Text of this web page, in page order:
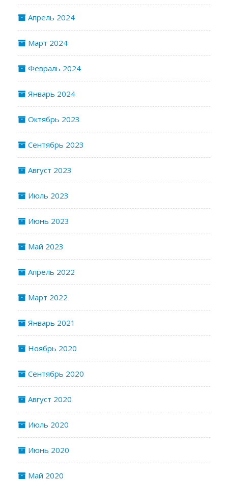
Апрель 2024
Март 2024
Февраль 2024
Январь 2024
Октябрь 2023
Сентябрь 2023
Август 2023
Июль 2023
Июнь 2023
Май 2023
Апрель 2022
Март 2022
Январь 2021
Ноябрь 2020
Сентябрь 2020
Август 2020
Июль 2020
Июнь 2020
Май 2020